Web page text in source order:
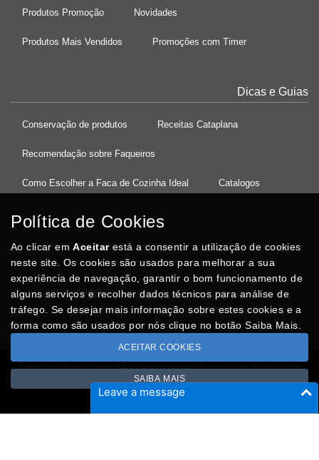
Leave a message
Produtos Promoção Novidades
Produtos Mais Vendidos Promoções com Timer
Dicas e Guias
Conservação de produtos Receitas Cataplana
Recomendação sobre Faqueiros
Como Escolher a Faca de Cozinha Ideal Catalogos
37°08'27.5"N 8°32'13.9"W
Posso Ajudar?
Todos os valores incluem IVA à taxa em vigor e são exclusivos da loja online
Copyright © CASACARMINHO.com 2026
Desenvolvido porOptimeios
Política de Cookies
Ao clicar emAceitarestá a consentir a utilização de cookies
neste site. Os cookies são usados para melhorar a sua
experiência de navegação, garantir o bom funcionamento de
alguns serviços e recolher dados técnicos para análise de
tráfego. Se desejar mais informação sobre estes cookies e a
forma como são usados por nós clique no botão Saiba Mais.
ACEITAR COOKIES
SAIBA MAIS